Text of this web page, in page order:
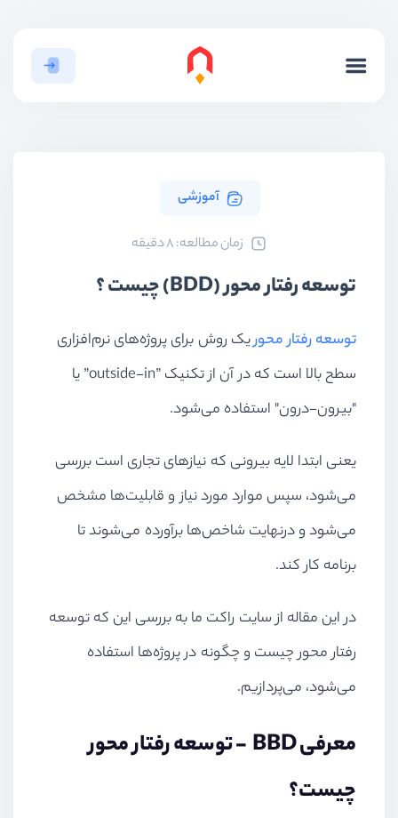
آموزشی
ﺯﻣﺎﻥ ﻣﻄﺎﻟﻌﻪ: 8 دقیقه
توسعه رفتار محور (BDD) چیست ؟
توسعه رفتار محوریک روش برای پروژه‌های نرم‌افزاری
سطح بالا است که در آن از تکنیک ”outside-in” یا
"بیرون-درون" استفاده می‌شود.
یعنی ابتدا لایه بیرونی که نیازهای تجاری است بررسی
می‌شود، سپس موارد مورد نیاز و قابلیت‌ها مشخص
می‌شود و درنهایت شاخص‌ها برآورده می‌شوند تا
برنامه کار کند.
در این مقاله از سایت راکت ما به بررسی این که توسعه
رفتار محور چیست و چگونه در پروژه‌ها استفاده
می‌شود، می‌پردازیم.
معرفی BBD - توسعه رفتار محور
چیست؟